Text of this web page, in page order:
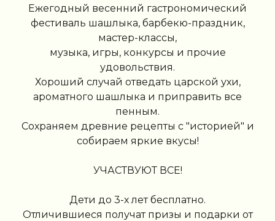
Ежегодный весенний гастрономический
фестиваль шашлыка, барбекю-праздник,
мастер-классы,
музыка, игры, конкурсы и прочие
удовольствия.
Хороший случай отведать царской ухи,
ароматного шашлыка и приправить все
пенным.
Сохраняем древние рецепты с "историей" и
собираем яркие вкусы!
УЧАСТВУЮТ ВСЕ!
Дети до 3-х лет бесплатно.
Отличившиеся получат призы и подарки от
КАК ЭТО БЫЛО
РАНЕЕ
ЯРКО, ВЕСЕЛО И ЖАРКО
БЫЛО СОЛНЕЧНО